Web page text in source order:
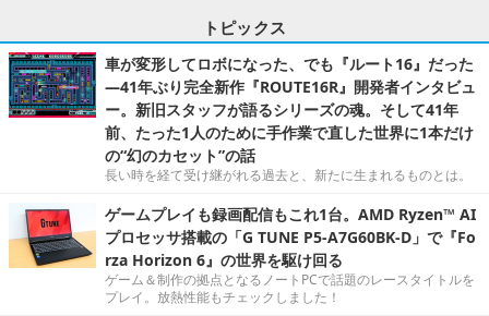
トピックス
車が変形してロボになった、でも『ルート16』だった
―41年ぶり完全新作『ROUTE16R』開発者インタビュ
ー。新旧スタッフが語るシリーズの魂。そして41年
前、たった1人のために手作業で直した世界に1本だけ
の“幻のカセット”の話
長い時を経て受け継がれる過去と、新たに生まれるものとは。
ゲームプレイも録画配信もこれ1台。AMD Ryzen™ AI
プロセッサ搭載の「G TUNE P5-A7G60BK-D」で『Fo
rza Horizon 6』の世界を駆け回る
ゲーム＆制作の拠点となるノートPCで話題のレースタイトルを
プレイ。放熱性能もチェックしました！